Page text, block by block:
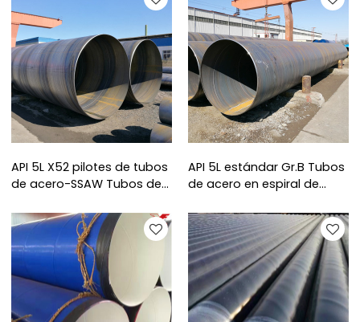
API 5L X52 pilotes de tubos
de acero-SSAW Tubos de
API 5L estándar Gr.B Tubos
de acero en espiral de